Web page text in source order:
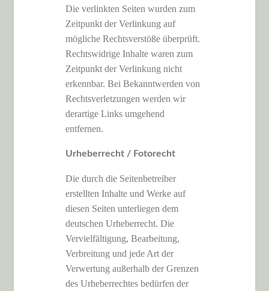
Die verlinkten Seiten wurden zum
Zeitpunkt der Verlinkung auf
mögliche Rechtsverstöße überprüft.
Rechtswidrige Inhalte waren zum
Zeitpunkt der Verlinkung nicht
erkennbar. Bei Bekanntwerden von
Rechtsverletzungen werden wir
derartige Links umgehend
entfernen.
Urheberrecht / Fotorecht
Die durch die Seitenbetreiber
erstellten Inhalte und Werke auf
diesen Seiten unterliegen dem
deutschen Urheberrecht. Die
Vervielfältigung, Bearbeitung,
Verbreitung und jede Art der
Verwertung außerhalb der Grenzen
des Urheberrechtes bedürfen der